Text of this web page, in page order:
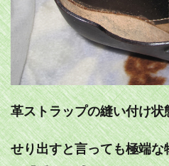
革ストラップの縫い付け状
せり出すと言っても極端